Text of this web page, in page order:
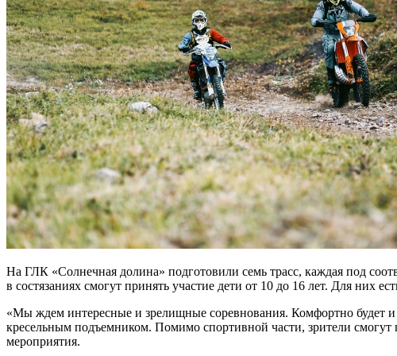
На ГЛК «Солнечная долина» подготовили семь трасс, каждая под
в состязаниях смогут принять участие дети от 10 до 16 лет. Для них
«Мы ждем интересные и зрелищные соревнования. Комфортно будет
кресельным подъемником. Помимо спортивной части, зрители смогут
мероприятия.